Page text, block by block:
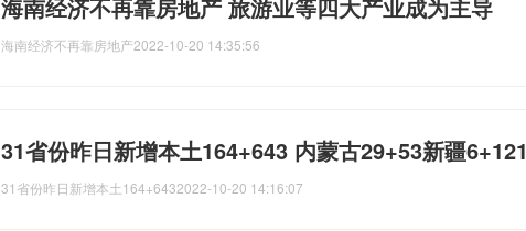
海南经济不再靠房地产 旅游业等四大产业成为主导
海南经济不再靠房地产2022-10-20 14:35:56
31省份昨日新增本土164+643 内蒙古29+53新疆6+121
31省份昨日新增本土164+6432022-10-20 14:16:07